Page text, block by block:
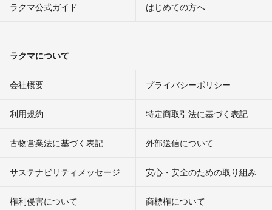
ラクマ公式ガイド はじめての方へ
ラクマについて
会社概要 プライバシーポリシー
利用規約 特定商取引法に基づく表記
古物営業法に基づく表記 外部送信について
サステナビリティメッセージ 安心・安全のための取り組み
権利侵害について
商標権について